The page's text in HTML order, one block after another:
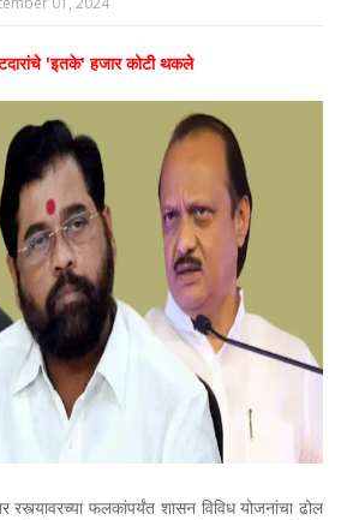
'इतके' हजार कोटी थकले
फलकांपर्यंत शासन विविध योजनांचा ढोल